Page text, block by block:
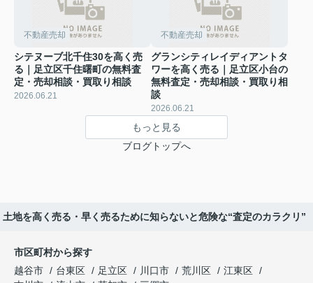
不動産売却
シテヌーブ北千住30を高く売
る｜足立区千住曙町の無料査
定・売却相談・買取り相談
2026.06.21
不動産売却
グランシティレイディアントタ
ワーを高く売る｜足立区小台の
無料査定・売却相談・買取り相
談
2026.06.21
もっと見る
ブログトップへ
地を高く売る・早く売るために知らないと危険な“査定のカラクリ”
市区町村から探す
越谷市
台東区 足立区 川口市 荒川区
江東区